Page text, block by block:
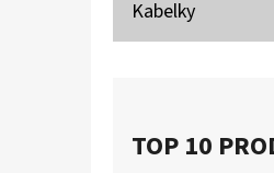
Kabelky
TOP 10